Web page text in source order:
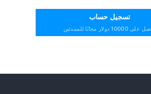
تسجيل حساب
10000 دولار مجانًا للمبتدئين